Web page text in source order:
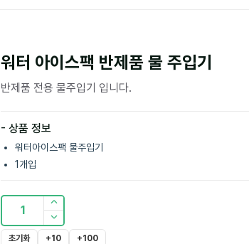
워터 아이스팩 반제품 물 주입기
반제품 전용 물주입기 입니다.
- 상품 정보
워터아이스팩 물주입기
1개입
1
초기화 +10 +100